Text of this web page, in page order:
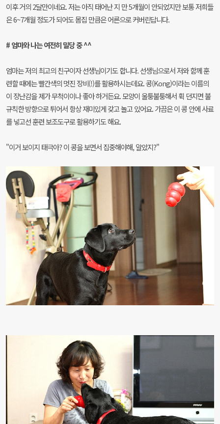
이후 거의 2달만이네요. 저는 아직 태어난 지 만 5개월이 안되었지만 보통 저희들
은 6~7개월 정도가 되어도 몸집 만큼은 어른으로 커버린답니다.
# 엄마와 나는 여전히 밀당 중 ^^
엄마는 저의 최고의 친구이자 선생님이기도 합니다. 선생님으로서 저와 함께 훈
련할 때에는 빨간색의 멋진 장비(!)를 활용하시는데요. 콩(Kong)이라는 이름의
이 장난감을 제가 무척이이나좋아 하거든요. 모양이 울퉁불퉁해서 휙 던지면 불
규칙한 방향으로 튀어서 항상 재미있게 갖고놀고 있어요. 가끔은 이 콩 안에 사료
를 넣고선 훈련 보조도구로 활용하기도 해요.
"이거 보이지 태극아? 이 콩을 보면서 집중해야해, 알았지?"